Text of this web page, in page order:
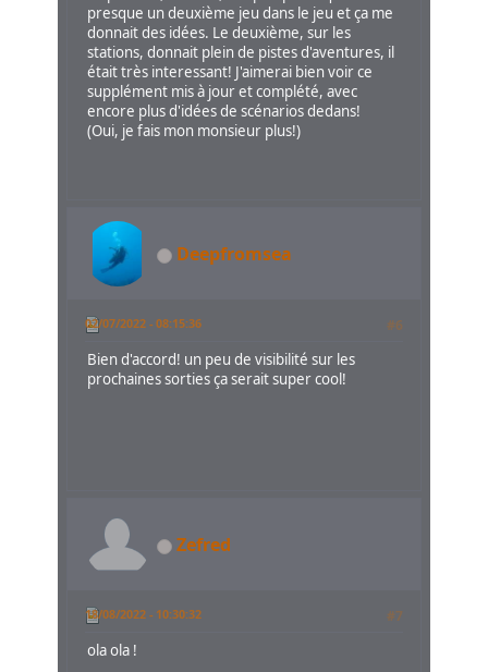
presque un deuxième jeu dans le jeu et ça me
donnait des idées. Le deuxième, sur les
stations, donnait plein de pistes d'aventures, il
était très interessant! J'aimerai bien voir ce
supplément mis à jour et complété, avec
encore plus d'idées de scénarios dedans!
(Oui, je fais mon monsieur plus!)
Deepfromsea
02/07/2022 - 08:15:36 #6
Bien d'accord! un peu de visibilité sur les
prochaines sorties ça serait super cool!
Zefred
18/08/2022 - 10:30:32 #7
ola ola !